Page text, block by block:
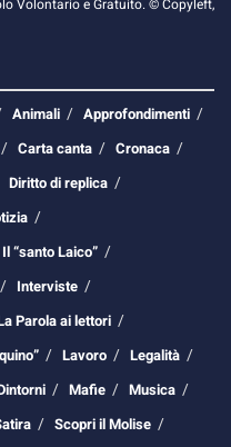
Volontario e Gratuito. © Copyleft,
Animali
Approfondimenti
Carta canta
Cronaca
Diritto di replica
Il “santo Laico”
Interviste
Parola ai lettori
Lavoro
Legalità
Mafie
Musica
Scopri il Molise